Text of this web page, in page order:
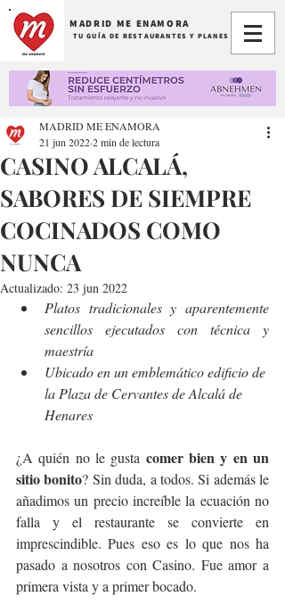
MADRID ME ENAMORA
TU GUÍA DE RESTAURANTES Y PLANES
CASINO ALCALÁ,
SABORES DE SIEMPRE
COCINADOS COMO
NUNCA
MADRID ME ENAMORA
21 jun 20222 min de lectura
Actualizado: 23 jun 2022
Platos tradicionales y aparentemente
sencillos ejecutados con técnica y
maestría
Ubicado en un emblemático edificio de
la Plaza de Cervantes de Alcalá de
Henares
¿A quién no le gusta comer bien y en un
sitio bonito? Sin duda, a todos. Si además le
añadimos un precio increíble la ecuación no
falla y el restaurante se convierte en
imprescindible. Pues eso es lo que nos ha
pasado a nosotros con Casino. Fue amor a
primera vista y a primer bocado.